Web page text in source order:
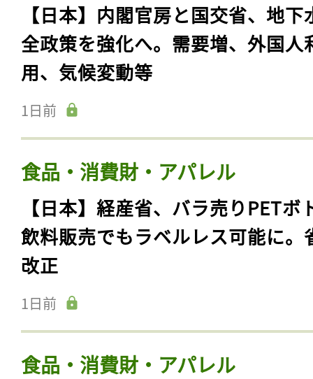
【日本】内閣官房と国交省、地下
全政策を強化へ。需要増、外国人
用、気候変動等
1日前
食品・消費財・アパレル
【日本】経産省、バラ売りPETボ
飲料販売でもラベルレス可能に。
改正
1日前
食品・消費財・アパレル